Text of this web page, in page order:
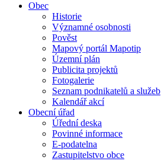
Obec
Historie
Významné osobnosti
Pověst
Mapový portál Mapotip
Územní plán
Publicita projektů
Fotogalerie
Seznam podnikatelů a služeb
Kalendář akcí
Obecní úřad
Úřední deska
Povinné informace
E-podatelna
Zastupitelstvo obce